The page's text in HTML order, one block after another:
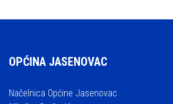
OPĆINA JASENOVAC
Načelnica Općine Jasenovac